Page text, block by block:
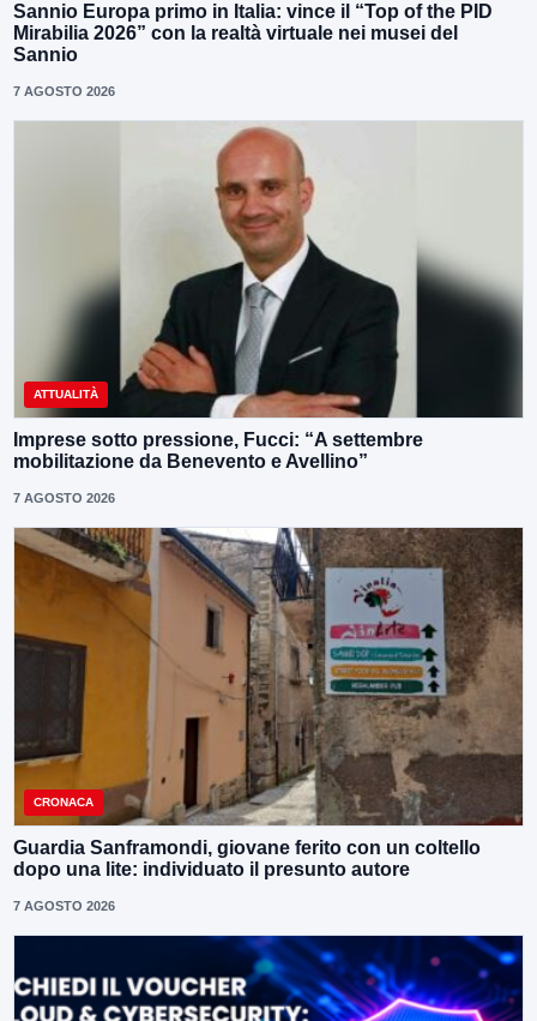
Sannio Europa primo in Italia: vince il “Top of the PID
Mirabilia 2026” con la realtà virtuale nei musei del
Sannio
7 AGOSTO 2026
ATTUALITÀ
Imprese sotto pressione, Fucci: “A settembre
mobilitazione da Benevento e Avellino”
7 AGOSTO 2026
CRONACA
Guardia Sanframondi, giovane ferito con un coltello
dopo una lite: individuato il presunto autore
7 AGOSTO 2026